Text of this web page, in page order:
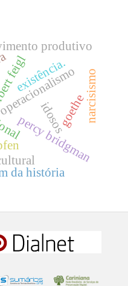
feigl
produtivo
percy bridgman
da história
idosos
existência.
goethenarcisismo